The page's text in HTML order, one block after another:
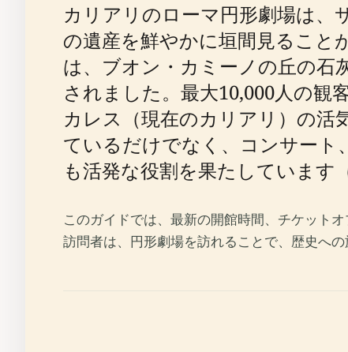
カリアリのローマ円形劇場は、
の遺産を鮮やかに垣間見ること
は、ブオン・カミーノの丘の石
されました。最大10,000人の観
カレス（現在のカリアリ）の活
ているだけでなく、コンサート
も活発な役割を果たしています
このガイドでは、最新の開館時間、チケット
訪問者は、円形劇場を訪れることで、歴史への